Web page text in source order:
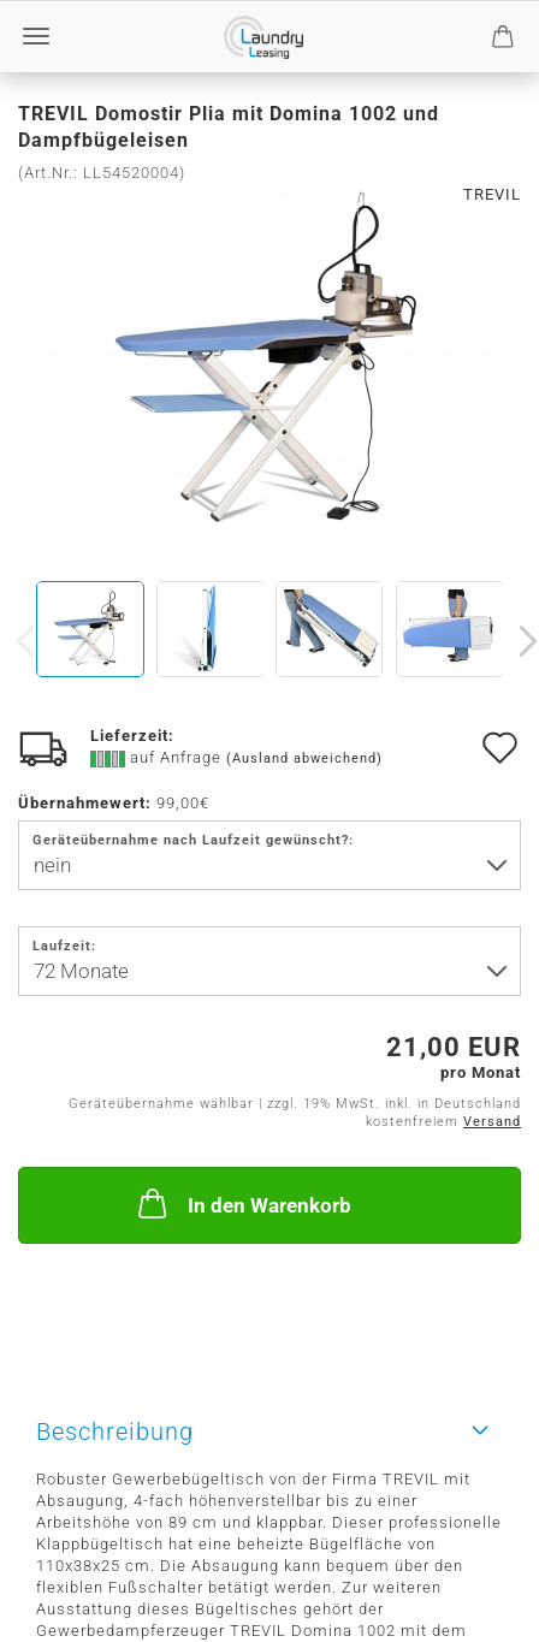
TREVIL Domostir Plia mit Domina 1002 und
Dampfbügeleisen
(Art.Nr.: LL54520004)
TREVIL
Lieferzeit:
auf Anfrage (Ausland abweichend)
Übernahmewert: 99,00€
Geräteübernahme nach Laufzeit gewünscht?:
Laufzeit:
21,00 EUR
pro Monat
Geräteübernahme wählbar | zzgl. 19% MwSt. inkl. in Deutschland
kostenfreiem Versand
In den Warenkorb
Beschreibung
Robuster Gewerbebügeltisch von der Firma TREVIL mit
Absaugung, 4-fach höhenverstellbar bis zu einer
Arbeitshöhe von 89 cm und klappbar. Dieser professionelle
Klappbügeltisch hat eine beheizte Bügelfläche von
110x38x25 cm. Die Absaugung kann bequem über den
flexiblen Fußschalter betätigt werden. Zur weiteren
Ausstattung dieses Bügeltisches gehört der
Gewerbedampferzeuger TREVIL Domina 1002 mit dem